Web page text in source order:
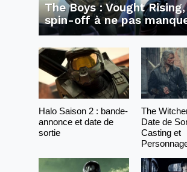
The Boys : Vought
spin-off à ne pas
Halo Saison 2 : bande-
annonce et date de
sortie
The
Date de
Casting et